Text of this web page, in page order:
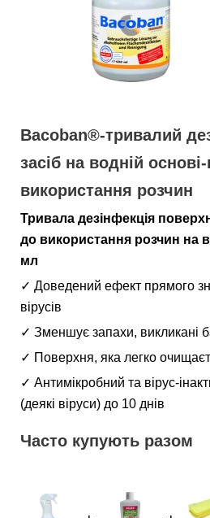
Bacoban®-тривалий
засіб на водній
використання розчин
Тривала дезінфекція
до використання розчин на
мл
✓ Доведений ефект прямого
вірусів
✓ Зменшує запахи, викликані
✓ Поверхня, яка легко
✓ Антимікробний та вірус-
(деякі віруси) до 10 днів
Часто купують разом